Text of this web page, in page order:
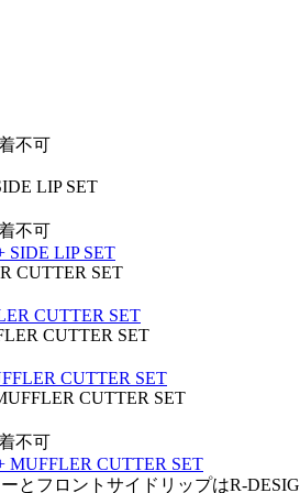
不可
LIP SET
不可
CUTTER SET
CUTTER SET
CUTTER SET
不可
とフロントサイドリップはR-